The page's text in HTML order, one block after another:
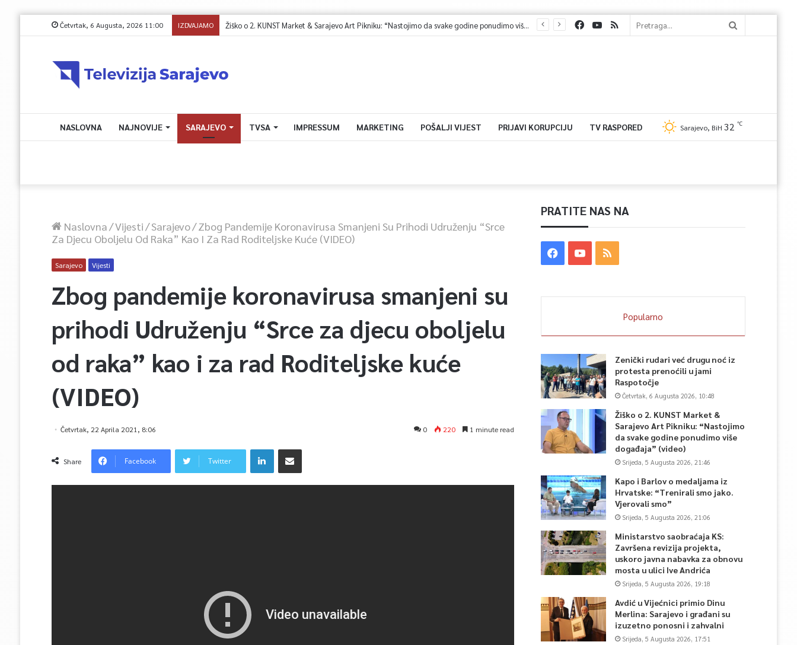
Četvrtak, 6 Augusta, 2026 11:00 IZDVAJAMO Žiško o 2. KUNST Market & Sarajevo Art Pikniku: “Nastojimo da svake godine ponudimo više događaja” (video)
NASLOVNA NAJNOVIJE SARAJEVO TVSA IMPRESSUM MARKETING POŠALJI VIJEST PRIJAVI KORUPCIJU TV RASPORED Sarajevo, BiH 32 ℃
Naslovna/Vijesti/Sarajevo/Zbog Pandemije Koronavirusa Smanjeni Su Prihodi Udruženju “Srce
Za Djecu Oboljelu Od Raka” Kao I Za Rad Roditeljske Kuće (VIDEO)
Sarajevo Vijesti
Zbog pandemije koronavirusa smanjeni su
prihodi Udruženju “Srce za djecu oboljelu
od raka” kao i za rad Roditeljske kuće
(VIDEO)
Četvrtak, 22 Aprila 2021, 8:06 0 220 1 minute read
Share Facebook Twitter
PRATITE NAS NA
Popularno
Zenički rudari već drugu noć iz
protesta prenoćili u jami
Raspotočje
Četvrtak, 6 Augusta 2026, 10:48
Žiško o 2. KUNST Market &
Sarajevo Art Pikniku: “Nastojimo
da svake godine ponudimo više
događaja” (video)
Srijeda, 5 Augusta 2026, 21:46
Kapo i Barlov o medaljama iz
Hrvatske: “Trenirali smo jako.
Vjerovali smo”
Srijeda, 5 Augusta 2026, 21:06
Ministarstvo saobraćaja KS:
Završena revizija projekta,
uskoro javna nabavka za obnovu
mosta u ulici Ive Andrića
Srijeda, 5 Augusta 2026, 19:18
Avdić u Vijećnici primio Dinu
Merlina: Sarajevo i građani su
izuzetno ponosni i zahvalni
Srijeda, 5 Augusta 2026, 17:51